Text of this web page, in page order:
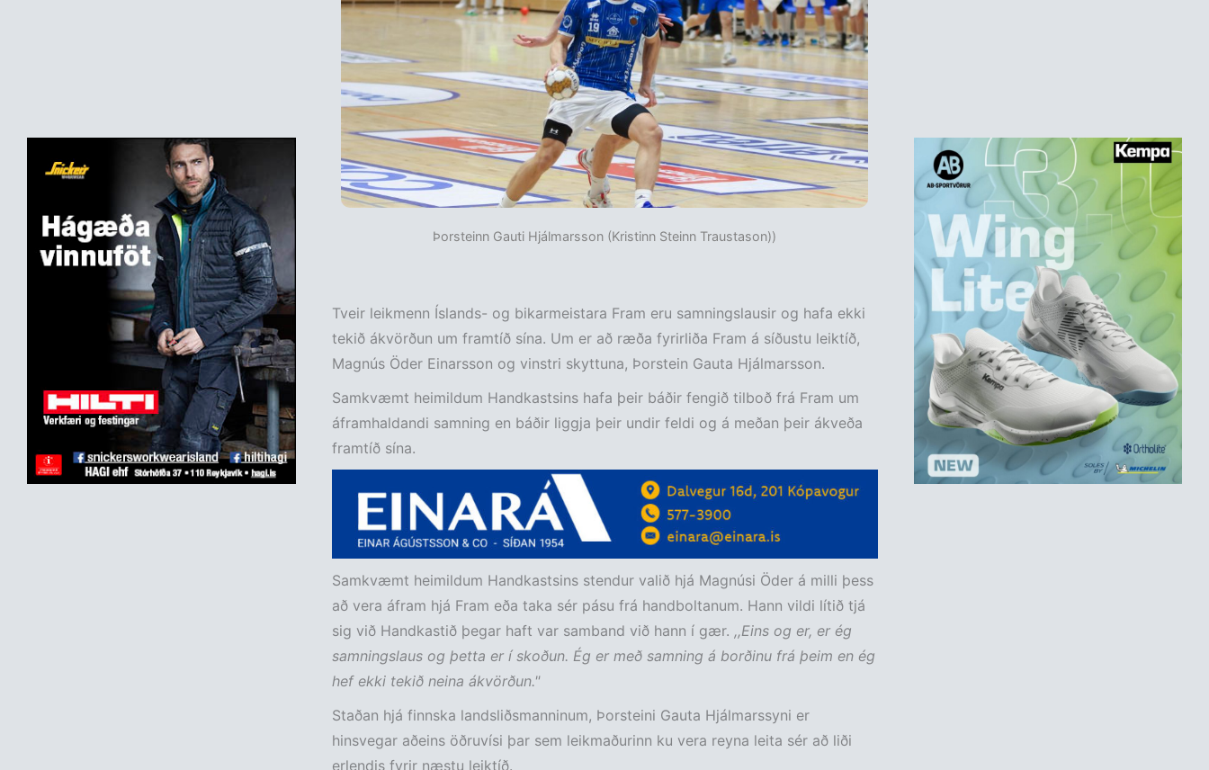
Þorsteinn Gauti Hjálmarsson (Kristinn Steinn Traustason))
Tveir leikmenn Íslands- og bikarmeistara Fram eru samningslausir og hafa ekki
tekið ákvörðun um framtíð sína. Um er að ræða fyrirliða Fram á síðustu leiktíð,
Magnús Öder Einarsson og vinstri skyttuna, Þorstein Gauta Hjálmarsson.
Samkvæmt heimildum Handkastsins hafa þeir báðir fengið tilboð frá Fram um
áframhaldandi samning en báðir liggja þeir undir feldi og á meðan þeir ákveða
framtíð sína.
Samkvæmt heimildum Handkastsins stendur valið hjá Magnúsi Öder á milli þess
að vera áfram hjá Fram eða taka sér pásu frá handboltanum. Hann vildi lítið tjá
sig við Handkastið þegar haft var samband við hann í gær. ,,Eins og er, er ég
samningslaus og þetta er í skoðun. Ég er með samning á borðinu frá þeim en ég
hef ekki tekið neina ákvörðun."
Staðan hjá finnska landsliðsmanninum, Þorsteini Gauta Hjálmarssyni er
hinsvegar aðeins öðruvísi þar sem leikmaðurinn ku vera reyna leita sér að liði
erlendis fyrir næstu leiktíð.